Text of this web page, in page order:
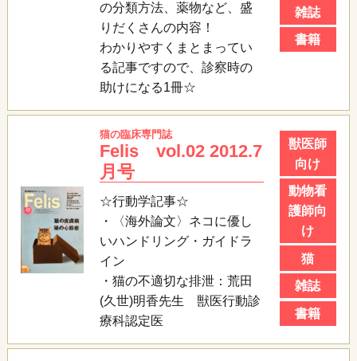
の分類方法、薬物など、盛
りだくさんの内容！
わかりやすくまとまってい
る記事ですので、診察時の
助けになる1冊☆
雑誌
書籍
猫の臨床専門誌
Felis vol.02 2012.7
月号
☆行動学記事☆
・〈海外論文〉ネコに優し
いハンドリング・ガイドラ
イン
・猫の不適切な排泄：荒田
(久世)明香先生 獣医行動診
療科認定医
獣医師
向け
動物看
護師向
け
猫
雑誌
書籍